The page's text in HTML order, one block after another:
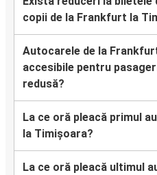
copii de la Frankfurt la
Autocarele de la
accesibile pentru
redusă?
La ce oră pleacă primul
la Timișoara?
La ce oră pleacă ultimul